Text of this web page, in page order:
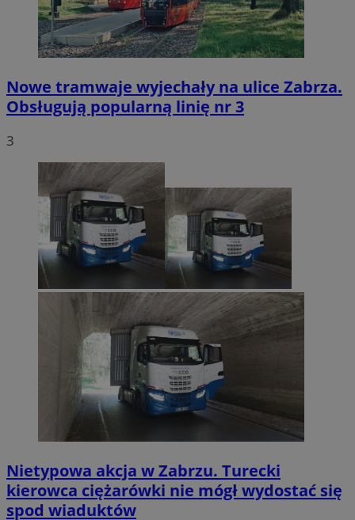
Nowe tramwaje wyjechały na ulice Zabrza.
Obsługują popularną linię nr 3
3
Nietypowa akcja w Zabrzu. Turecki
kierowca ciężarówki nie mógł wydostać się
spod wiaduktów